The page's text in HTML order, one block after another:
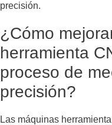
precisión.
¿Cómo
herramienta
proceso de
precisión?
Las máquinas